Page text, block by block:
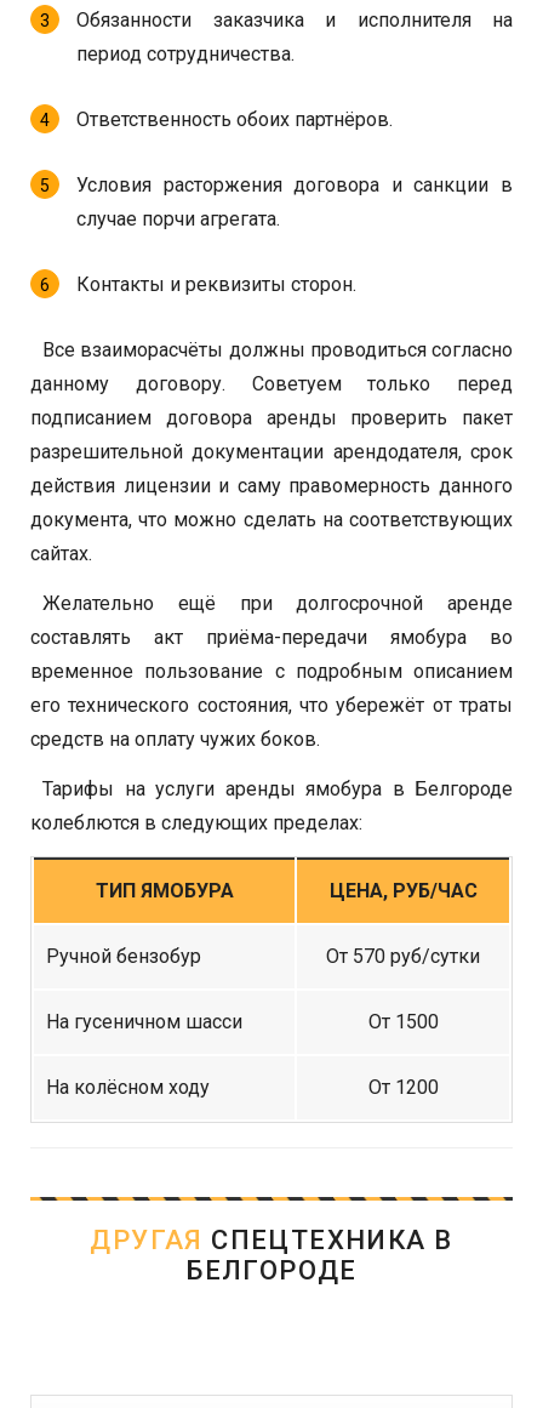
Обязанности заказчика и исполнителя на
период сотрудничества.
Ответственность обоих партнёров.
Условия расторжения договора и санкции в
случае порчи агрегата.
Контакты и реквизиты сторон.
Все взаиморасчёты должны проводиться согласно
данному договору. Советуем только перед
подписанием договора аренды проверить пакет
разрешительной документации арендодателя, срок
действия лицензии и саму правомерность данного
документа, что можно сделать на соответствующих
сайтах.
Желательно ещё при долгосрочной аренде
составлять акт приёма-передачи ямобура во
временное пользование с подробным описанием
его технического состояния, что убережёт от траты
средств на оплату чужих боков.
Тарифы на услуги аренды ямобура в Белгороде
колеблются в следующих пределах:
ТИП ЯМОБУРА ЦЕНА, РУБ/ЧАС
Ручной бензобур От 570 руб/сутки
На гусеничном шасси От 1500
На колёсном ходу От 1200
ДРУГАЯ СПЕЦТЕХНИКА В
БЕЛГОРОДЕ